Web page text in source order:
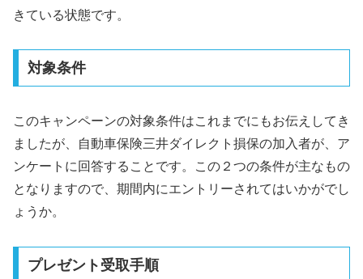
きている状態です。
対象条件
このキャンペーンの対象条件はこれまでにもお伝えしてき
ましたが、自動車保険三井ダイレクト損保の加入者が、ア
ンケートに回答することです。この２つの条件が主なもの
となりますので、期間内にエントリーされてはいかがでし
ょうか。
プレゼント受取手順